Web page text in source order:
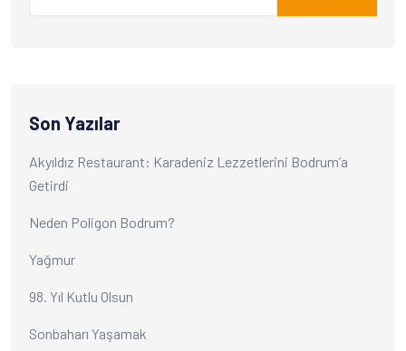
Son Yazılar
Akyıldız Restaurant: Karadeniz Lezzetlerini Bodrum’a
Getirdi
Neden Poligon Bodrum?
Yağmur
98. Yıl Kutlu Olsun
Sonbaharı Yaşamak